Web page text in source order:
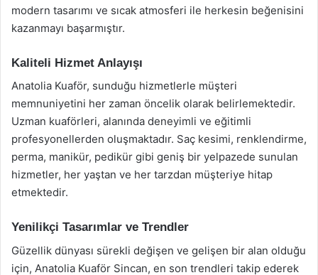
modern tasarımı ve sıcak atmosferi ile herkesin beğenisini
kazanmayı başarmıştır.
Kaliteli Hizmet Anlayışı
Anatolia Kuaför, sunduğu hizmetlerle müşteri
memnuniyetini her zaman öncelik olarak belirlemektedir.
Uzman kuaförleri, alanında deneyimli ve eğitimli
profesyonellerden oluşmaktadır. Saç kesimi, renklendirme,
perma, manikür, pedikür gibi geniş bir yelpazede sunulan
hizmetler, her yaştan ve her tarzdan müşteriye hitap
etmektedir.
Yenilikçi Tasarımlar ve Trendler
Güzellik dünyası sürekli değişen ve gelişen bir alan olduğu
için, Anatolia Kuaför Sincan, en son trendleri takip ederek